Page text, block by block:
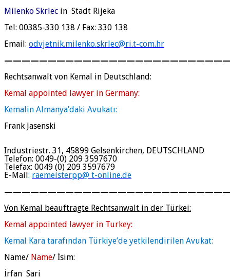
Milenko Skrlec in Stadt Rijeka
Tel: 00385-330 138 / Fax: 330 138
Email: odvjetnik.milenko.skrlec@ri.t-com.hr
Rechtsanwalt von Kemal in Deutschland:
Kemal appointed lawyer in Germany:
Kemalin Almanya’daki Avukatı:
Frank Jasenski
Industriestr. 31, 45899 Gelsenkirchen, DEUTSCHLAND
Telefon: 0049-(0) 209 3597670
Telefax: 0049 (0) 209 3597679
E-Mail: raemeisterpp@ t-online.de
Von Kemal beauftragte Rechtsanwalt in der Türkei:
Kemal appointed lawyer in Turkey:
Kemal Kara tarafından Türkiye’de yetkilendirilen Avukat:
Name/ Name/ İsim:
İrfan Sari